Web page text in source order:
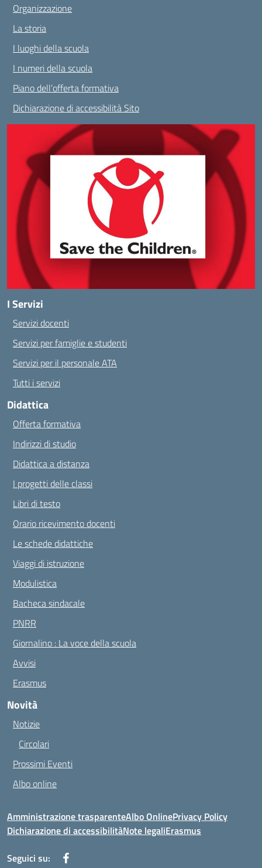
Organizzazione
La storia
I luoghi della scuola
I numeri della scuola
Piano dell’offerta formativa
Dichiarazione di accessibilità Sito
I Servizi
Servizi docenti
Servizi per famiglie e studenti
Servizi per il personale ATA
Tutti i servizi
Didattica
Offerta formativa
Indirizzi di studio
Didattica a distanza
I progetti delle classi
Libri di testo
Orario ricevimento docenti
Le schede didattiche
Viaggi di istruzione
Modulistica
Bacheca sindacale
PNRR
Giornalino : La voce della scuola
Avvisi
Erasmus
Novità
Notizie
Circolari
Prossimi Eventi
Albo online
Amministrazione trasparenteAlbo OnlinePrivacy Policy
Dichiarazione di accessibilitàNote legaliErasmus
Seguici su: